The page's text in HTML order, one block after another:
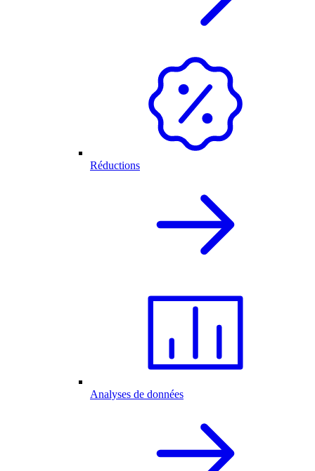
Réductions
Analyses de données